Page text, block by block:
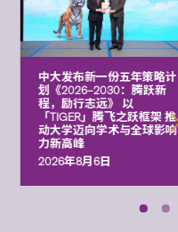
中大发布新一份五年策略计
划《2026‒2030：腾跃新
程，励行志远》 以
「TIGER」腾飞之跃框架 推
动大学迈向学术与全球影响
力新高峰
2026年8月6日